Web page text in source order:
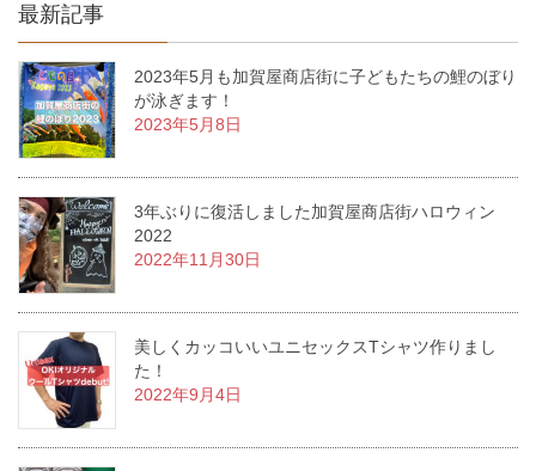
最新記事
2023年5月も加賀屋商店街に子どもたちの鯉のぼり
が泳ぎます！
2023年5月8日
3年ぶりに復活しました加賀屋商店街ハロウィン
2022
2022年11月30日
美しくカッコいいユニセックスTシャツ作りまし
た！
2022年9月4日